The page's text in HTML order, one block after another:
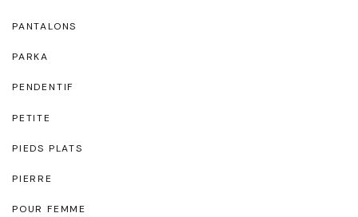
PANTALONS
PARKA
PENDENTIF
PETITE
PIEDS PLATS
PIERRE
POUR FEMME